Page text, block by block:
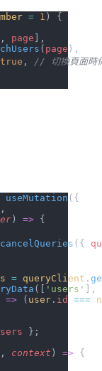
= 1 ) {
, page ],
( page ),
true , // 切換頁面時
useMutation ({
,
) => {
cancelQueries ({
= queryClient .
([ 'users' ],
=> ( user . id ===
};
, context ) => {